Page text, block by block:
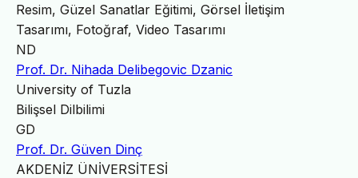
Resim, Güzel Sanatlar Eğitimi, Görsel İletişim
Tasarımı, Fotoğraf, Video Tasarımı
ND
Prof. Dr. Nihada Delibegovic Dzanic
University of Tuzla
Bilişsel Dilbilimi
GD
Prof. Dr. Güven Dinç
AKDENİZ ÜNİVERSİTESİ